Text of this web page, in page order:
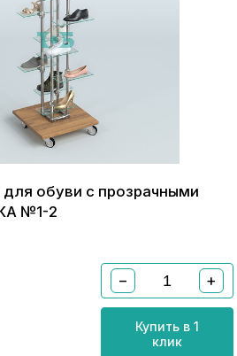
обуви с прозрачными
№1-2
− +
Купить в 1
клик